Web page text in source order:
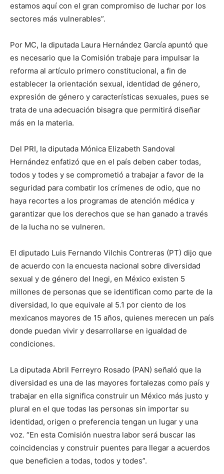
estamos aquí con el gran compromiso de luchar por los
sectores más vulnerables”.
Por MC, la diputada Laura Hernández García apuntó que
es necesario que la Comisión trabaje para impulsar la
reforma al artículo primero constitucional, a fin de
establecer la orientación sexual, identidad de género,
expresión de género y características sexuales, pues se
trata de una adecuación bisagra que permitirá diseñar
más en la materia.
Del PRI, la diputada Mónica Elizabeth Sandoval
Hernández enfatizó que en el país deben caber todas,
todos y todes y se comprometió a trabajar a favor de la
seguridad para combatir los crímenes de odio, que no
haya recortes a los programas de atención médica y
garantizar que los derechos que se han ganado a través
de la lucha no se vulneren.
El diputado Luis Fernando Vilchis Contreras (PT) dijo que
de acuerdo con la encuesta nacional sobre diversidad
sexual y de género del Inegi, en México existen 5
millones de personas que se identifican como parte de la
diversidad, lo que equivale al 5.1 por ciento de los
mexicanos mayores de 15 años, quienes merecen un país
donde puedan vivir y desarrollarse en igualdad de
condiciones.
La diputada Abril Ferreyro Rosado (PAN) señaló que la
diversidad es una de las mayores fortalezas como país y
trabajar en ella significa construir un México más justo y
plural en el que todas las personas sin importar su
identidad, origen o preferencia tengan un lugar y una
voz. “En esta Comisión nuestra labor será buscar las
coincidencias y construir puentes para llegar a acuerdos
que beneficien a todas, todos y todes”.